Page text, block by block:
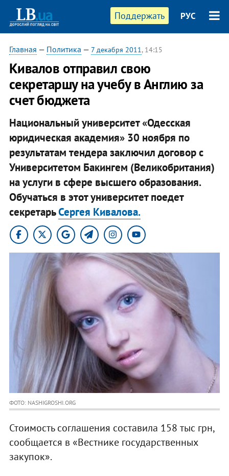
Поддержать РУС
Главная — Политика — 7 декабря 2011, 14:15
Кивалов отправил свою
секретаршу на учебу в Англию за
счет бюджета
Национальный университет «Одесская
юридическая академия» 30 ноября по
результатам тендера заключил договор с
Университетом Бакингем (Великобритания)
на услуги в сфере высшего образования.
Обучаться в этот университет поедет
секретарьСергея Кивалова.
ФОТО: NASHIGROSHI.ORG
Стоимость соглашения составила 158 тыс грн,
сообщается в «Вестнике государственных
закупок».